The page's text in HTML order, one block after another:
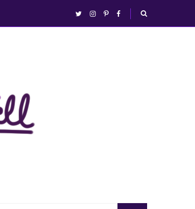
twitterinstagram
pinterestfacebook
busca